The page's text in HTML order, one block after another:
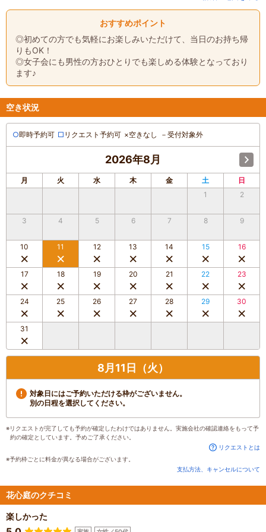
おすすめポイント
◎初めての方でも気軽にお楽しみいただけて、当日のお持ち帰
りもOK！
◎女子会にも男性の方おひとりでも楽しめる体験となっており
ます♪
空き状況
○即時予約可 □ リクエスト予約可 ×空きなし － 受付対象外
2026年8月
月 火 水 木 金 土
日
1
2
3 4 5 6 7 8 9
10 11 12 13 14 15 16
17 18 19 20 21 22 23
24 25 26 27 28 29 30
31
8月11日（火）
対象日にはご予約いただける枠がございません。
別の日程を選択してください。
※リクエストが完了しても予約が確定したわけではありません。実施会社の確認連絡をもって予
約の確定としています。予めご了承ください。
リクエストとは
※予約枠ごとに料金が異なる場合がございます。
支払方法、キャンセルについて
花心庭のクチコミ
楽しかった